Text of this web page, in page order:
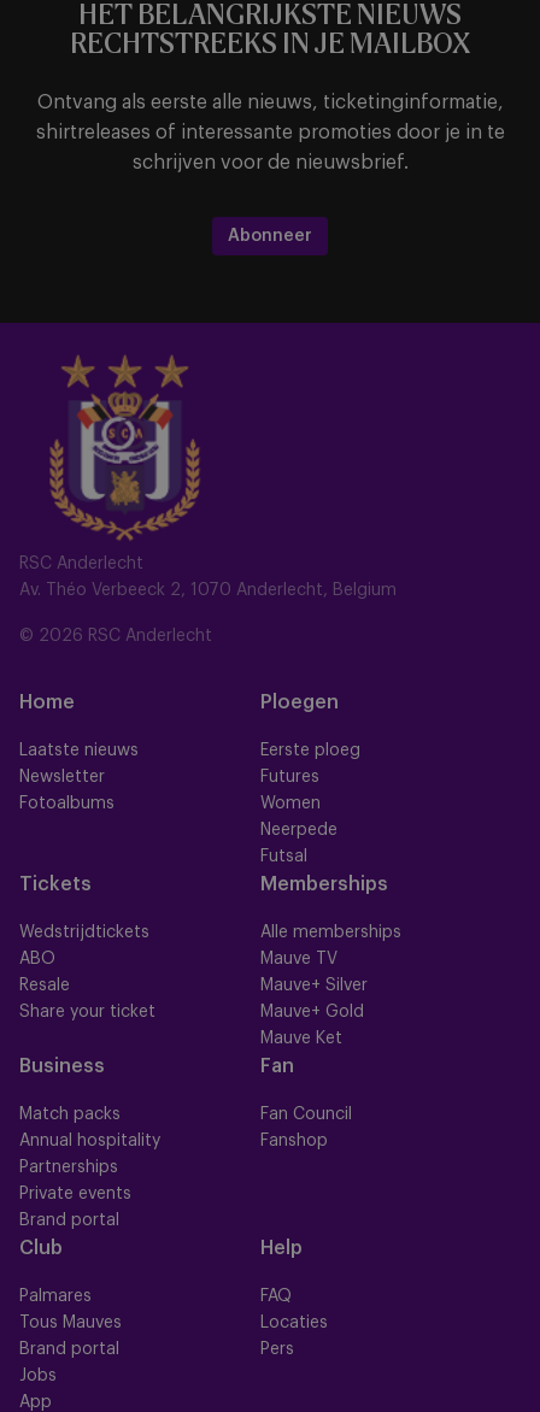
RSC Anderlecht
Av. Théo Verbeeck 2, 1070 Anderlecht, Belgium
© 2026 RSC Anderlecht
Home
Laatste nieuws
Newsletter
Fotoalbums
Ploegen
Eerste ploeg
Futures
Women
Neerpede
Futsal
Tickets
Wedstrijdtickets
ABO
Resale
Share your ticket
Memberships
Alle memberships
Mauve TV
Mauve+ Silver
Mauve+ Gold
Mauve Ket
Business
Match packs
Annual hospitality
Partnerships
Private events
Brand portal
Fan
Fan Council
Fanshop
Club
Palmares
Tous Mauves
Brand portal
Jobs
App
Help
FAQ
Locaties
Pers
HET BELANGRIJKSTE NIEUWS
RECHTSTREEKS IN JE MAILBOX
Ontvang als eerste alle nieuws, ticketinginformatie,
shirtreleases of interessante promoties door je in te
schrijven voor de nieuwsbrief.
Abonneer